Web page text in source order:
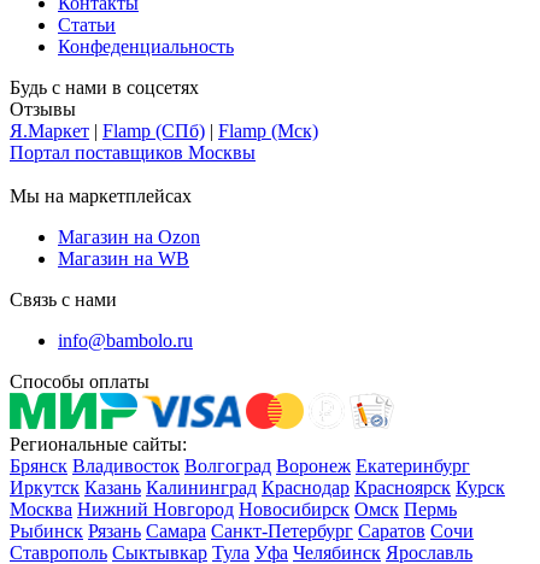
Статьи
Конфеденциальность
Будь с нами в соцсетях
Отзывы
Я.Маркет | Flamp (СПб) | Flamp (Мск)
Портал поставщиков Москвы
Мы на маркетплейсах
Магазин на Ozon
Магазин на WB
Связь с нами
info@bambolo.ru
Способы оплаты
Региональные сайты:
Брянск Владивосток Волгоград Воронеж Екатеринбург
Иркутск Казань Калининград Краснодар Красноярск Курск
Москва Нижний Новгород Новосибирск Омск Пермь
Рыбинск Рязань Самара Санкт-Петербург Саратов Сочи
Ставрополь Сыктывкар Тула Уфа Челябинск Ярославль